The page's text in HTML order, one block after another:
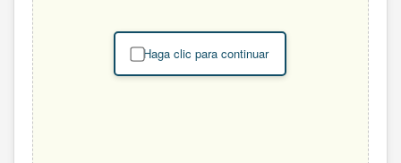
Haga clic para continuar